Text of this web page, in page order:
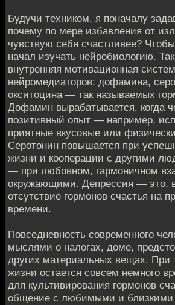
Будучи техником, я поначалу
почему по мере избавления от
чувствую себя счастливее?
начал изучать нейробиологию.
внутренняя мотивационная
нейромедиаторов: дофамина,
окситоцина — так называемых
Дофамин вырабатывается, когда
позитивный опыт — например,
приятные вкусовые или
Серотонин повышается при
жизни и кооперации с другими
— при любовном, гармоничном
окружающими. Депрессия — это,
отсутствие гормонов счастья на
времени.
Повседневность современного
мыслями о налогах, доме,
других материальных вещах. При
жизни остается совсем немного
для культивирования гормонов
общение с любимыми и